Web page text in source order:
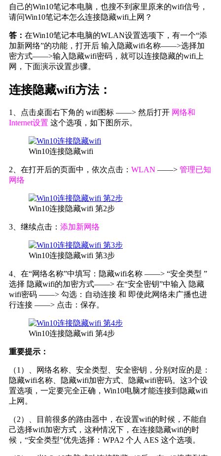
自己的Win10笔记本电脑，也搜不到家里原来的wifi信号，
请问Win10笔记本怎么连接隐藏wifi上网？
答： 在Win10笔记本电脑的WLAN设置选项下，有一个“添
加新网络”的功能，打开后 输入隐藏wifi名称——>选择加
密方式——>输入隐藏wifi密码，就可以连接隐藏的wifi上
网，下面演示设置步骤。
连接隐藏wifi方法：
1、点击桌面右下角的 wifi图标 ——> 然后打开 网络和
Internet设置 这个选项，如下图所示。
Win10连接隐藏wifi
2、在打开后的页面中，依次点击： WLAN ——> 管理已知
网络
Win10连接隐藏wifi 第2步
3、继续点击： 添加新网络
Win10连接隐藏wifi 第3步
4、在“网络名称”中填写：隐藏wifi名称 ——> “安全类型 ”
选择 隐藏wifi的加密方式——> 在“安全密钥”中输入 隐藏
wifi密码 ——> 勾选：自动连接 和 即使此网络未广播也进
行连接 ——> 点击：保存。
Win10连接隐藏wifi 第4步
重要提示：
（1）、网络名称、安全类型、安全密钥，分别对应的是：
隐藏wifi名称、隐藏wifi加密方式、隐藏wifi密码。这3个设
置选项，一定要完全正确，Win10电脑才能连接到隐藏wifi
上网。
（2）、目前很多的路由器中，在设置wifi的时候，不能自
己选择wifi加密方式，这种情况下，在连接隐藏wifi的时
候，“安全类型”优先选择：WPA2 个人 AES 这个选项。